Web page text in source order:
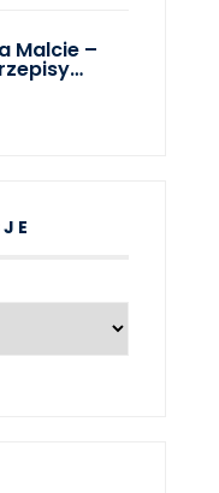
Malcie –